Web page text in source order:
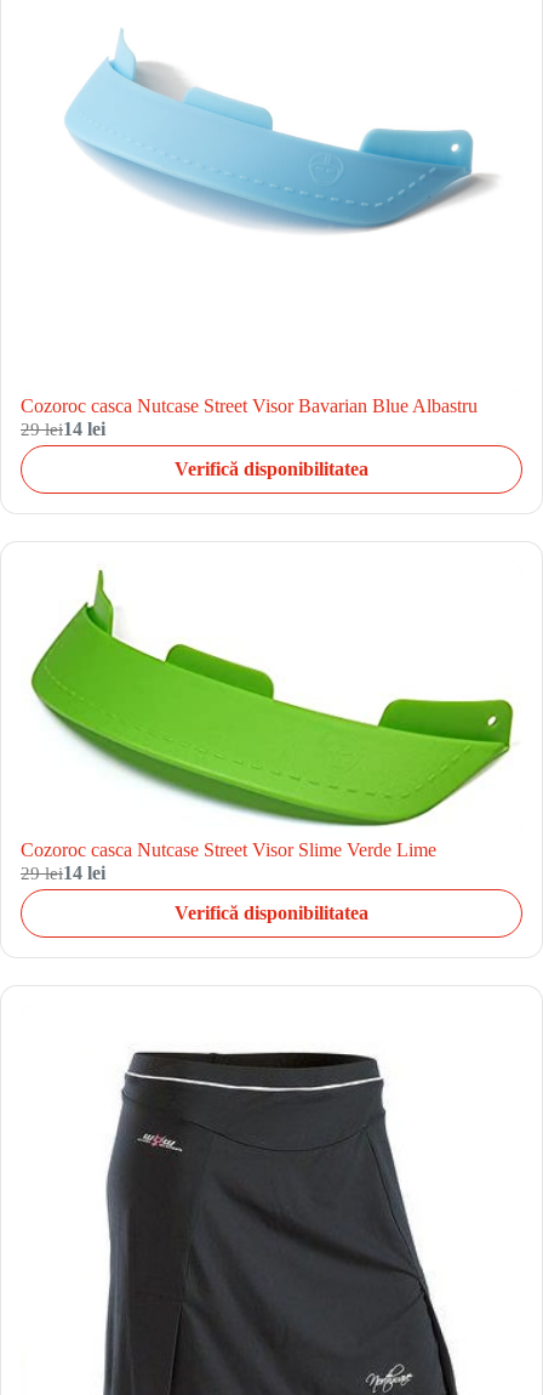
Cozoroc casca Nutcase Street Visor Bavarian Blue Albastru
29 lei14 lei
Verifică disponibilitatea
Cozoroc casca Nutcase Street Visor Slime Verde Lime
29 lei14 lei
Verifică disponibilitatea